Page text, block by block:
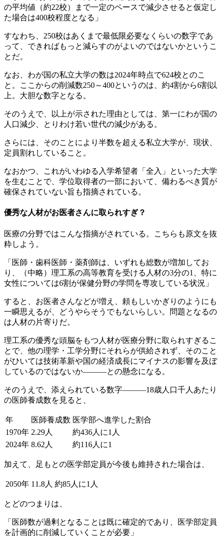
の平均値（約22校）まで一定のペースで減少させると仮定し
た場合は400校程度となる」
すなわち、250校はあくまで最低限必要なくらいの数字であ
って、できればもっと減らすのがよいのではないかというこ
とだ。
なお、わが国の私立大学の数は2024年時点で624校とのこ
と。ここからの削減数250～400というのは、約4割から6割以
上。大胆な数字となる。
そのうえで、以上が示された理由としては、第一にわが国の
人口減少、とりわけ若い世代の減少がある。
さらには、そのことにより半数を超える私立大学が、現状、
定員割れしていること。
なおかつ、これがいわゆる入学希望者「全入」といった大学
を生むことで、学位取得者の一部において、備わるべき質が
確保されていない旨も指摘されている。
優秀な人材がお医者さんに取られすぎ？
医療の分野ではこんな指摘がされている。こちらも原文を抜
粋しよう。
「医師・歯科医師・薬剤師は、いずれも総数が増加してお
り、（中略）理工系の高等教育を受ける人材の3分の1、特に
女性については6割が保健分野の学問を専攻している状況」
すると、お医者さんなどが増え、頼もしいかぎりのようにも
一瞬思えるが、どうやらそうでもないらしい。問題となるの
は人材の片寄りだ。
理工系の優秀な頭脳をもつ人材が医療分野に取られすぎるこ
とで、他の理学・工学分野にそれらが供給されず、そのこと
がひいては技術革新や国の経済成長にマイナスの影響を及ぼ
しているのではないか―――との懸念になる。
そのうえで、添えられている数字―――18歳人口千人あたり
の医師養成数を見ると、
年 医師養成数 医学部へ進学した割合
1970年 2.29人
約436人に1人
2024年 8.62人 約116人に1
加えて、足もとの医学部定員が今後も維持された場合は、
2050年 11.8人 約85人に1人
とどのつまりは、
「医師数が過剰となることは既に確定的であり、医学部定員
を計画的に削減していくことが必要」